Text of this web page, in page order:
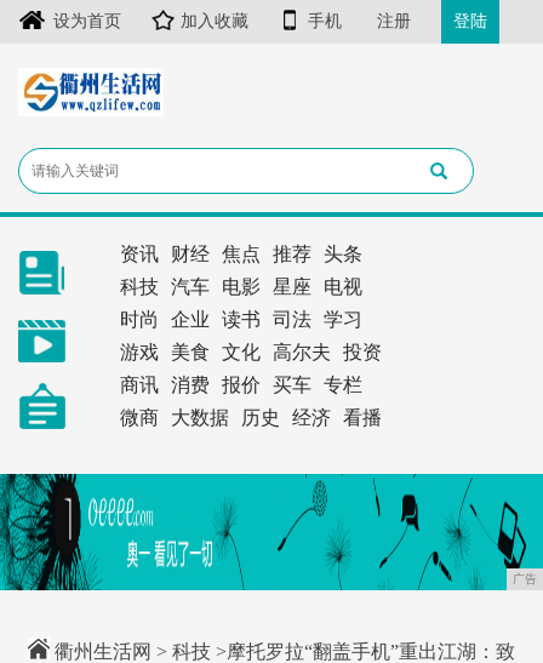
设为首页 加入收藏 手机 注册 登陆
资讯 财经 焦点 推荐
头条
科技
汽车 电影 星座
电视
时尚
企业 读书 司法
学习
游戏
美食 文化 高尔夫
投资
商讯
消费 报价 买车
专栏
微商
大数据 历史 经济 看播
广告
衢州生活网 > 科技 >摩托罗拉“翻盖手机”重出江湖：致